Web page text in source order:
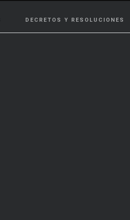
DECRETOS Y RESOLUCIONES